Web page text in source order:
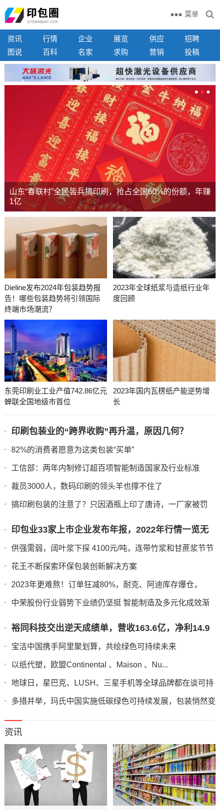
菜单
资讯 行情 企业 展览 供应
招聘
图说
百科 名家 求购 营销 投稿
山东“春联村”全民皆兵搞印刷，抢占全国60%的份额，年赚
1亿
Dieline发布2024年包装趋势报
告！哪些包装趋势将引领国际
终端市场潮流？
2023年全球纸浆与造纸行业年
度回顾
东莞印刷业工业产值742.86亿元
蝉联全国地级市首位
2023年国内瓦楞纸产能逆势增
长
印刷包装业的“跨界收购”再升温，原因几何？
82%的消费者愿意为这类包装“买单”
工信部：两年内制修订超百项智能制造国家及行业标准
裁员3000人，数码印刷的领头羊也撑不住了
搞印刷包装的注意了？只因酒瓶上印了唐诗，一厂家被罚
印包业33家上市企业发布年报，2022年行情一览无
余
供强需弱，阔叶浆下探 4100元/吨，连带竹浆和甘蔗浆节节
下...
花王不断探索环保包装创新解决方案
2023年更难熬！订单狂减80%，耐克、阿迪库存爆仓，
750...
中荣股份行业弱势下业绩仍坚挺 智能制造及多元化成效渐
裕同科技交出逆天成绩单，营收163.6亿，净利14.9
亿
宝洁中国携手阿里聚划算，共绘绿色可持续未来
以纸代塑，欧盟Continental 、Maison 、Nu...
地球日，星巴克、LUSH、三星手机等全球品牌都在谈可持
续包装
多措并举，玛氏中国实施低碳绿色可持续发展，包装悄然变
资讯